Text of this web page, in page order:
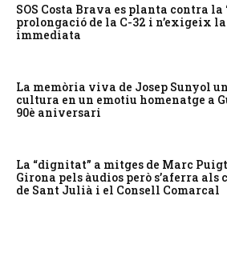
SOS Costa Brava es planta contra la
prolongació de la C-32 i n’exigeix
immediata
La memòria viva de Josep Sunyol
cultura en un emotiu homenatge a
90è aniversari
La “dignitat” a mitges de Marc
Girona pels àudios però s’aferra
de Sant Julià i el Consell Comarcal